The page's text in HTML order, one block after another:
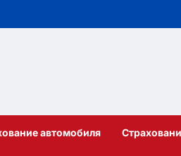
автомобиля